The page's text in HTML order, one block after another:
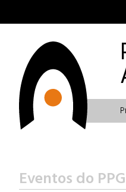
Eventos do